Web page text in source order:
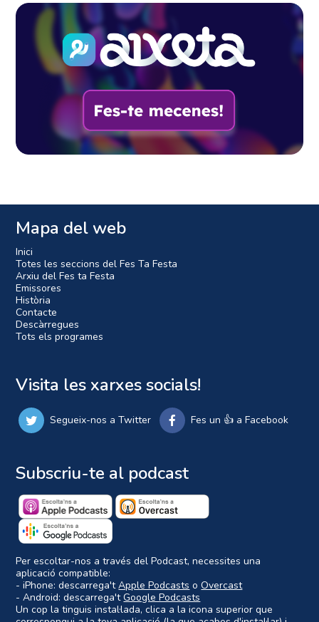
Mapa del web
Inici
Totes les seccions del Fes Ta Festa
Arxiu del Fes ta Festa
Emissores
Història
Contacte
Descàrregues
Tots els programes
Visita les xarxes socials!
Segueix-nos a Twitter Fes un 👍 a Facebook
Subscriu-te al podcast
Per escoltar-nos a través del Podcast, necessites una
aplicació compatible:
- iPhone: descarrega'tApple Podcasts oOvercast
- Android: descarrega'tGoogle Podcasts
Un cop la tinguis instal·lada, clica a la icona superior que